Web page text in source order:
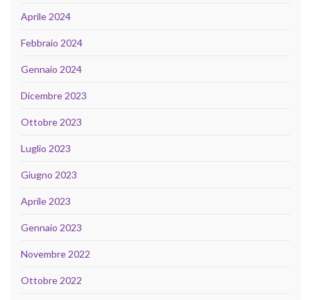
Aprile 2024
Febbraio 2024
Gennaio 2024
Dicembre 2023
Ottobre 2023
Luglio 2023
Giugno 2023
Aprile 2023
Gennaio 2023
Novembre 2022
Ottobre 2022